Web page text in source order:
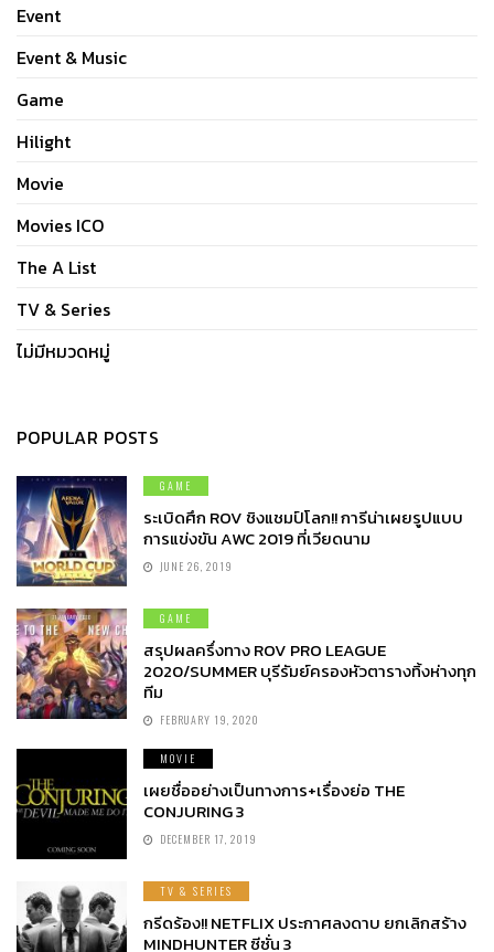
Event
Event & Music
Game
Hilight
Movie
Movies ICO
The A List
TV & Series
ไม่มีหมวดหมู่
POPULAR POSTS
GAME
ระเบิดศึก ROV ชิงแชมป์โลก!! การีน่าเผยรูปแบบ
การแข่งขัน AWC 2019 ที่เวียดนาม
JUNE 26, 2019
GAME
สรุปผลครึ่งทาง ROV PRO LEAGUE
2020/SUMMER บุรีรัมย์ครองหัวตารางทิ้งห่างทุก
ทีม
FEBRUARY 19, 2020
MOVIE
เผยชื่ออย่างเป็นทางการ+เรื่องย่อ THE
CONJURING 3
DECEMBER 17, 2019
TV & SERIES
กรีดร้อง!! NETFLIX ประกาศลงดาบ ยกเลิกสร้าง
MINDHUNTER ซีซั่น 3